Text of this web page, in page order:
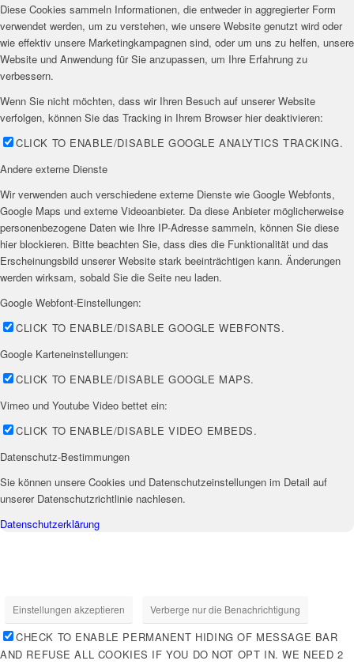
Diese Cookies sammeln Informationen, die entweder in aggregierter Form
verwendet werden, um zu verstehen, wie unsere Website genutzt wird oder
wie effektiv unsere Marketingkampagnen sind, oder um uns zu helfen, unsere
Website und Anwendung für Sie anzupassen, um Ihre Erfahrung zu
verbessern.
Wenn Sie nicht möchten, dass wir Ihren Besuch auf unserer Website
verfolgen, können Sie das Tracking in Ihrem Browser hier deaktivieren:
CLICK TO ENABLE/DISABLE GOOGLE ANALYTICS TRACKING.
Andere externe Dienste
Wir verwenden auch verschiedene externe Dienste wie Google Webfonts,
Google Maps und externe Videoanbieter. Da diese Anbieter möglicherweise
personenbezogene Daten wie Ihre IP-Adresse sammeln, können Sie diese
hier blockieren. Bitte beachten Sie, dass dies die Funktionalität und das
Erscheinungsbild unserer Website stark beeinträchtigen kann. Änderungen
werden wirksam, sobald Sie die Seite neu laden.
Google Webfont-Einstellungen:
CLICK TO ENABLE/DISABLE GOOGLE WEBFONTS.
Google Karteneinstellungen:
CLICK TO ENABLE/DISABLE GOOGLE MAPS.
Vimeo und Youtube Video bettet ein:
CLICK TO ENABLE/DISABLE VIDEO EMBEDS.
Datenschutz-Bestimmungen
Sie können unsere Cookies und Datenschutzeinstellungen im Detail auf
unserer Datenschutzrichtlinie nachlesen.
Datenschutzerklärung
Einstellungen akzeptieren Verberge nur die Benachrichtigung
CHECK TO ENABLE PERMANENT HIDING OF MESSAGE BAR
AND REFUSE ALL COOKIES IF YOU DO NOT OPT IN. WE NEED 2